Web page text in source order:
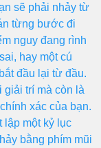
sẽ phải nhảy từ
từng bước đi
nguy đang rình
hay một cú
đầu lại từ đầu.
giải trí mà còn là
xác của bạn.
lập một kỷ lục
bằng phím mũi